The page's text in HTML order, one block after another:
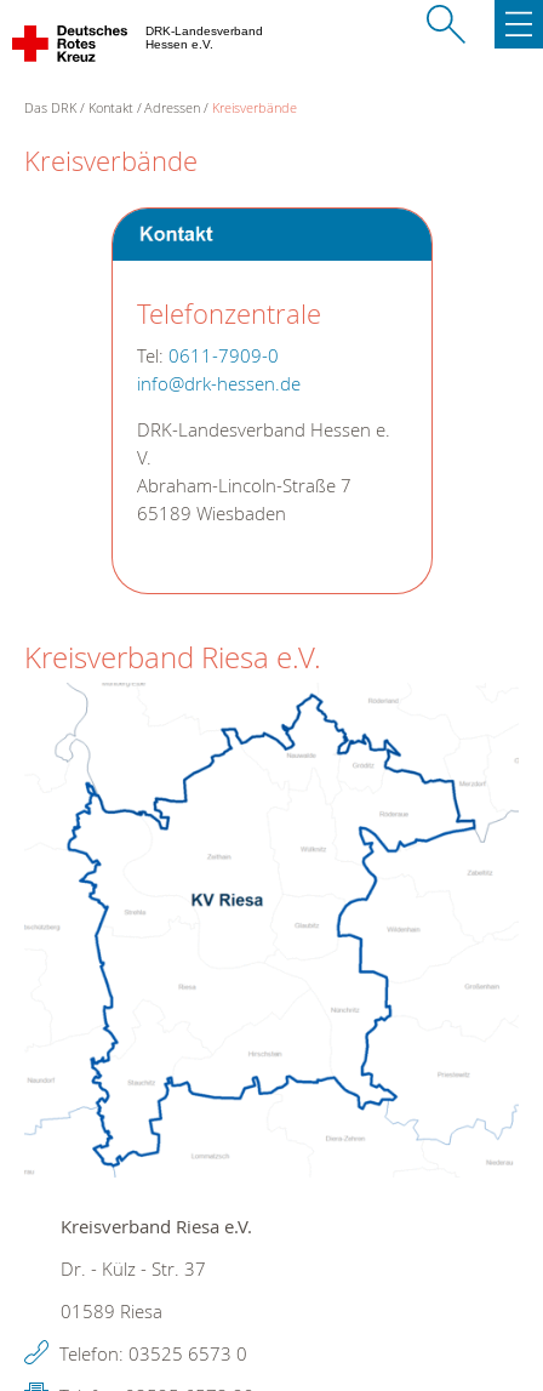
DRK-Landesverband
Hessen e.V.
Das DRK Kontakt Adressen Kreisverbände
Kreisverbände
Telefonzentrale
Tel: 0611-7909-0
info@drk-hessen.de
DRK-Landesverband Hessen e.
V.
Abraham-Lincoln-Straße 7
65189 Wiesbaden
Kreisverband Riesa e.V.
Kreisverband Riesa e.V.
Dr. - Külz - Str. 37
01589 Riesa
Telefon: 03525 6573 0